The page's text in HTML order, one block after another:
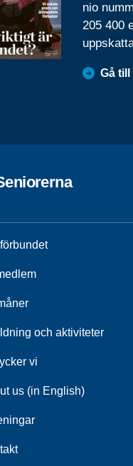
nio
205 400
Gå
och aktiviteter
vi
us (in English)